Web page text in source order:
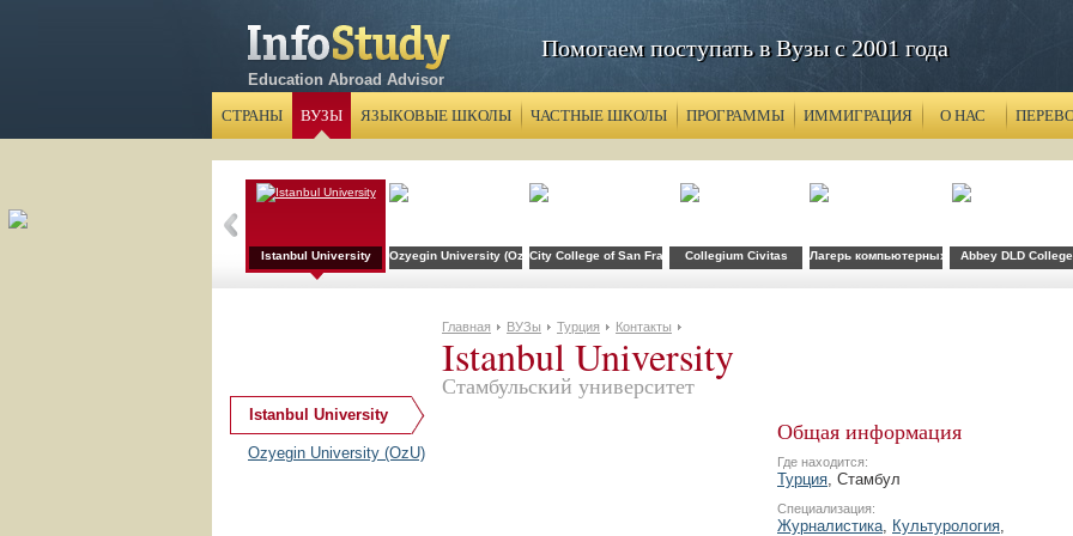
Education Abroad Advisor
Помогаем поступать в Вузы с 2001 года
СТРАНЫ ВУЗЫ ЯЗЫКОВЫЕ ШКОЛЫ ЧАСТНЫЕ ШКОЛЫ ПРОГРАММЫ ИММИГРАЦИЯ О НАС
Istanbul University Ozyegin University (OzU)City College of San FranciscoCollegium Civitas Лагерь компьютерных технологий FLS
Abbey DLD College
Istanbul University
Ozyegin University (OzU)
Главная ВУЗы Турция Контакты
Istanbul University
Стамбульский университет
Общая информация
Где находится:
Турция, Стамбул
Специализация:
Журналистика, Культурология,